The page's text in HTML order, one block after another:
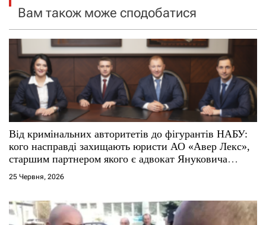
а
п
и
с
і
в
Вам також може сподобатися
Від кримінальних авторитетів до фігурантів НАБУ:
кого насправді захищають юристи АО «Авер Лекс»,
старшим партнером якого є адвокат Януковича
Віталій Сердюк
25 Червня, 2026